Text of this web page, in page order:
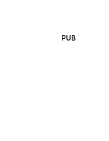
PUB